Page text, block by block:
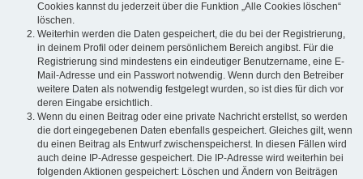
Cookies kannst du jederzeit über die Funktion „Alle Cookies löschen“
löschen.
Weiterhin werden die Daten gespeichert, die du bei der Registrierung,
in deinem Profil oder deinem persönlichem Bereich angibst. Für die
Registrierung sind mindestens ein eindeutiger Benutzername, eine E-
Mail-Adresse und ein Passwort notwendig. Wenn durch den Betreiber
weitere Daten als notwendig festgelegt wurden, so ist dies für dich vor
deren Eingabe ersichtlich.
Wenn du einen Beitrag oder eine private Nachricht erstellst, so werden
die dort eingegebenen Daten ebenfalls gespeichert. Gleiches gilt, wenn
du einen Beitrag als Entwurf zwischenspeicherst. In diesen Fällen wird
auch deine IP-Adresse gespeichert. Die IP-Adresse wird weiterhin bei
folgenden Aktionen gespeichert: Löschen und Ändern von Beiträgen